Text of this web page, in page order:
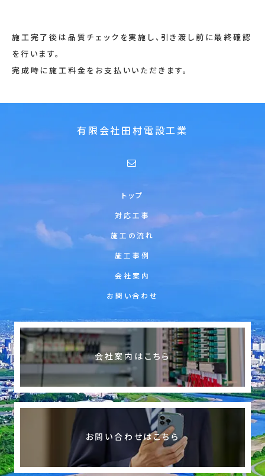
施工完了後は品質チェックを実施し、引き渡し前に最終確認
を行います。
完成時に施工料金をお支払いいただきます。
有限会社田村電設工業
トップ
対応工事
施工の流れ
施工事例
会社案内
お問い合わせ
会社案内はこちら
お問い合わせはこちら